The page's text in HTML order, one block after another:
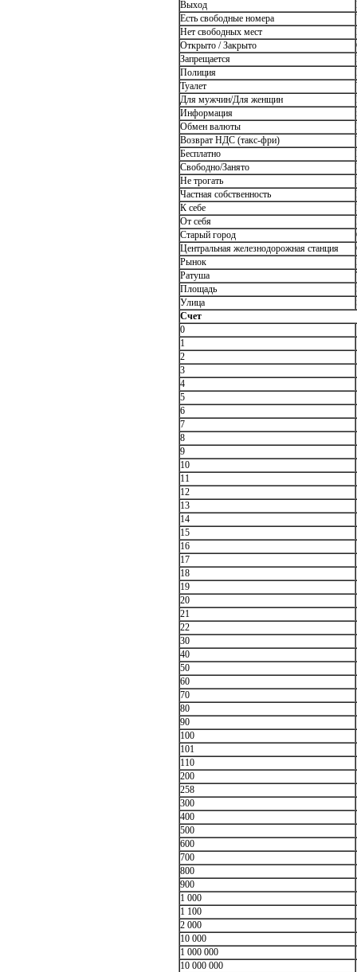
Выход
Есть свободные номера
Нет свободных мест
Открыто / Закрыто
Запрещается
Полиция
Туалет
Для мужчин/Для женщин
Информация
Обмен валюты
Возврат НДС (такс-фри)
Бесплатно
Свободно/Занято
Не трогать
Частная собственность
К себе
От себя
Старый город
Центральная железнодорожная станция
Рынок
Ратуша
Площадь
Улица
Счет
0
1
2
3
4
5
6
7
8
9
10
11
12
13
14
15
16
17
18
19
20
21
22
30
40
50
60
70
80
90
100
101
110
200
258
300
400
500
600
700
800
900
1 000
1 100
2 000
10 000
1 000 000
10 000 000